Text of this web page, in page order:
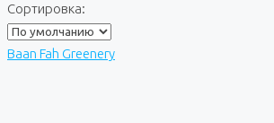
Сортировка:
Baan Fah Greenery